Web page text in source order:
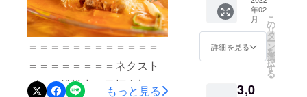
仁油小さじ1杯、ぜひ生活に
取り入れてみてください。
シークワーサードリンク
シークワーサーは、ビタミ
ンやミネラルも豊富で、中
介します。良いと思ったこ
とは、試してみて自分や家
族で気に入ったら『クッキ
ングDEN』のメニュー開発
の参考にします。今回は、
＝＝＝＝＝＝＝＝＝＝＝＝
＝＝＝＝＝＝＝＝ネクスト
ゴール挑戦中！目標金額に
もっと見る
謝の気
持ちを
込め
て、試
作品
ト』を
肉をあ
えて、
ジュー
シーな
まし
チュー3
食分を1
回お届
けいた
しま
す。 銚
べこの
年02
月
詳細を見る
こ
の
リ
タ
ー
ン
を
選
択
す
る
3,0